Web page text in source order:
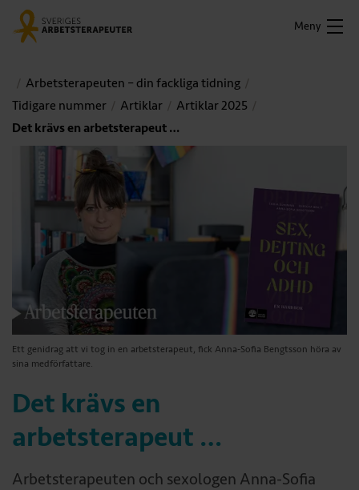
Meny
Arbetsterapeuten – din fackliga tidning
Tidigare nummer
Artiklar
Artiklar 2025
Det krävs en arbetsterapeut …
Ett genidrag att vi tog in en arbetsterapeut, fick Anna-Sofia Bengtsson höra av
sina medförfattare.
Det krävs en
arbetsterapeut …
Arbetsterapeuten och sexologen Anna-Sofia